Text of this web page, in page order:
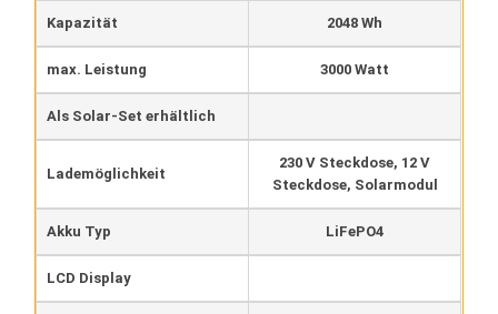
Kapazität 2048 Wh
max. Leistung 3000 Watt
Als Solar-Set erhältlich
Lademöglichkeit
230 V Steckdose, 12 V
Steckdose, Solarmodul
Akku Typ LiFePO4
LCD Display